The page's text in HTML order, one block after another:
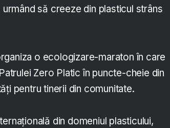
să creeze din plasticul strâns
o ecologizare-maraton în care
Zero Platic în puncte-cheie din
pentru tinerii din comunitate.
din domeniul plasticului,